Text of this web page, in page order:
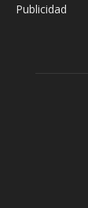
Publicidad